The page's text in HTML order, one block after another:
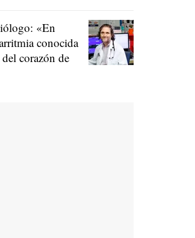
«En
conocida
corazón de